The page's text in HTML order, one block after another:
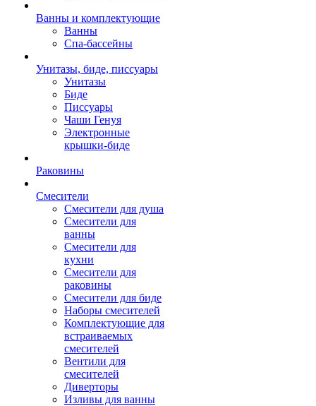
Ванны и комплектующие
Ванны
Спа-бассейны
Унитазы, биде, писсуары
Унитазы
Биде
Писсуары
Чаши Генуя
Электронные
крышки-биде
Раковины
Смесители
Смесители для душа
Смесители для
ванны
Смесители для
кухни
Смесители для
раковины
Смесители для биде
Наборы смесителей
Комплектующие для
встраиваемых
смесителей
Вентили для
смесителей
Диверторы
Изливы для ванны